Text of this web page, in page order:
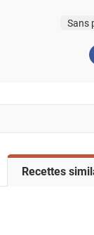
Sans
o
Recettes